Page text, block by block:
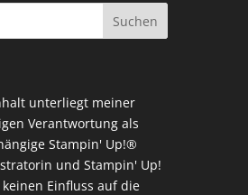
unterliegt meiner
Verantwortung als
Stampin' Up!®
und Stampin' Up!
Einfluss auf die